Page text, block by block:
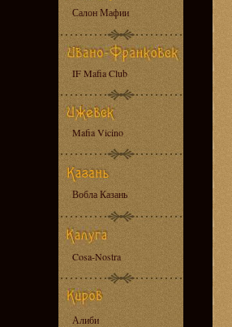
Салон Мафии
IF Mafia Club
Mafia Vicino
Вобла Казань
Cosa-Nostra
Алиби